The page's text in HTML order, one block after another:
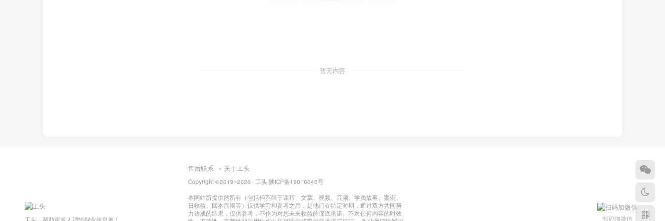
暂无内容
工头，帮助更多人消除副业信息差！
售后联系 关于工头
Copyright ©2019~2026 · 工头·陕ICP备19016645号
本网站所提供的所有（包括但不限于课程、文章、视频、音频、学员故事、案例、
日收益、回本周期等）仅供学习和参考之用，是他们在特定时期，通过双方共同努
力达成的结果，仅供参考，不作为对您未来收益的保底承诺。不对任何内容的时效
扫码加微信